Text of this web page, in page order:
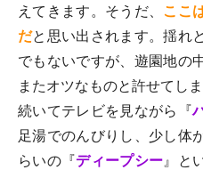
えてきます。そうだ、 ここ
だと思い出されます。揺れ
でもないですが、遊園地の
またオツなものと許せてし
続いてテレビを見ながら『
足湯でのんびりし、少し体
らいの『ディープシー』と